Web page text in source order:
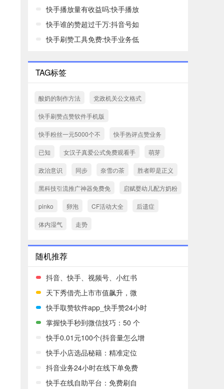
快手播放量有收益吗:快手播放
快手谁的赞超过千万:抖音号如
快手刷赞工具免费:快手业务低
TAG标签
酸奶的制作方法 党政机关公文格式
快手刷赞点赞软件手机版
快手粉丝一元5000个不 快手热评点赞业务
已知 女汉子真爱公式免费观看手 萌芽
政治意识 同步 奈雪の茶 胜者即是正义
黑科技引流推广神器免费免 启赋婴幼儿配方奶粉
pinko 卵泡 CF活动大全 后遗症
体内湿气 走势
随机推荐
抖音、快手、视频号、小红书
天下秀借壳上市市值飙升，微
快手取赞软件app_快手赞24小时
掌握快手秒到微信技巧：50 个
快手0.01元100个(抖音量怎么增
快手小店选品秘籍：精准定位
抖音业务24小时在线下单免费
快手在线自助平台：免费刷自